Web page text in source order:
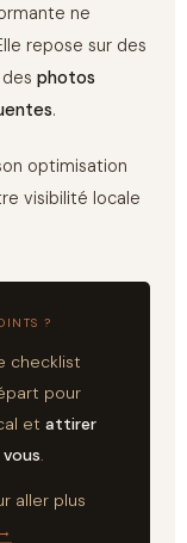
ne
repose sur des
desphotos
.
optimisation
visibilité locale
?
checklist
pour
et attirer
.
aller plus